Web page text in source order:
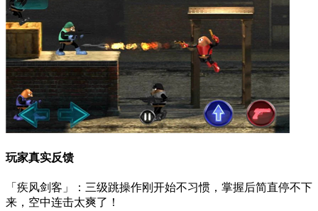
玩家真实反馈
「疾风剑客」：三级跳操作刚开始不习惯，掌握后简直停不下
来，空中连击太爽了！